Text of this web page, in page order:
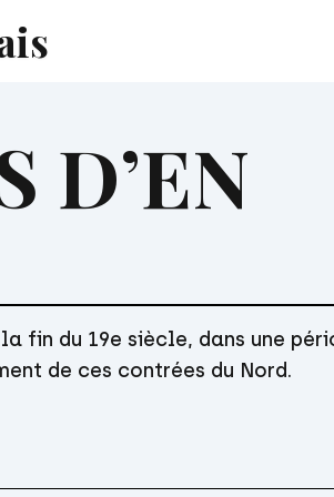
D’EN
fin du 19e siècle, dans une
de ces contrées du Nord.